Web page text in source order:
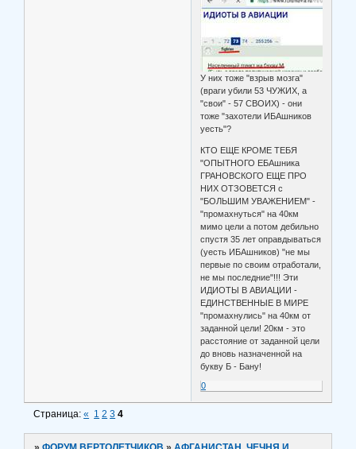
У них тоже "взрыв мозга"
(враги убили 53 ЧУЖИХ, а
"свои" - 57 СВОИХ) - они
тоже "захотели ИБАшников
уесть"?
КТО ЕЩЕ КРОМЕ ТЕБЯ
"ОПЫТНОГО ЕБАшника
ГРАНОВСКОГО ЕЩЕ ПРО
НИХ ОТЗОВЕТСЯ с
"БОЛЬШИМ УВАЖЕНИЕМ" -
"промахнуться" на 40км
мимо цели а потом дебильно
спустя 35 лет оправдываться
(уесть ИБАшников) "не мы
первые по своим отработали,
не мы последние"!!! Эти
ИДИОТЫ В АВИАЦИИ -
ЕДИНСТВЕННЫЕ В МИРЕ
"промахнулись" на 40км от
заданной цели! 20км - это
расстояние от заданной цели
до вновь назначенной на
букву Б - Бану!
0
Страница:« 1 2 3 4